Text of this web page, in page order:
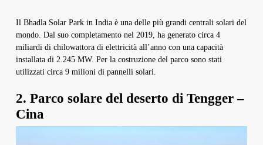
Il Bhadla Solar Park in India è una delle più grandi centrali solari del
mondo. Dal suo completamento nel 2019, ha generato circa 4
miliardi di chilowattora di elettricità all’anno con una capacità
installata di 2.245 MW. Per la costruzione del parco sono stati
utilizzati circa 9 milioni di pannelli solari.
2. Parco solare del deserto di Tengger –
Cina